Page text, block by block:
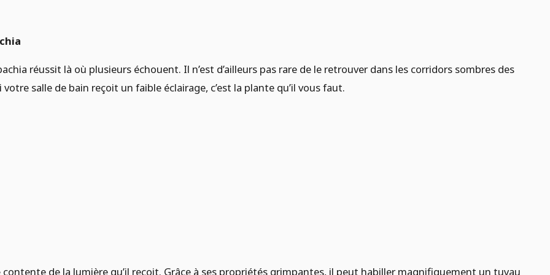
réussit là où plusieurs échouent. Il n’est d’ailleurs pas rare de le retrouver dans les corridors sombres des
votre salle de bain reçoit un faible éclairage, c’est la plante qu’il vous faut.
contente de la lumière qu’il reçoit. Grâce à ses propriétés grimpantes, il peut habiller magnifiquement un tuyau